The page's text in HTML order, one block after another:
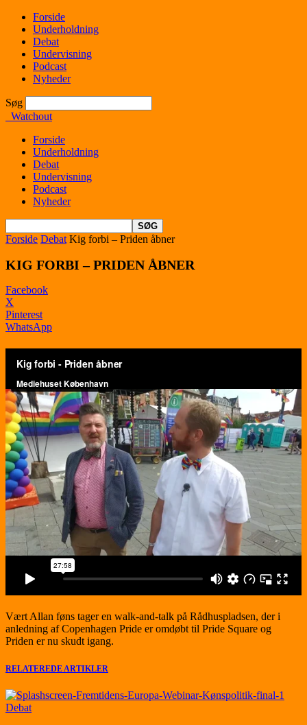
Forside
Underholdning
Debat
Undervisning
Podcast
Nyheder
Søg
Watchout
Forside
Underholdning
Debat
Undervisning
Podcast
Nyheder
Forside Debat Kig forbi – Priden åbner
KIG FORBI – PRIDEN ÅBNER
Facebook
X
Pinterest
WhatsApp
Vært Allan føns tager en walk-and-talk på Rådhuspladsen, der i
anledning af Copenhagen Pride er omdøbt til Pride Square og
Priden er nu skudt igang.
RELATEREDE ARTIKLER
Debat